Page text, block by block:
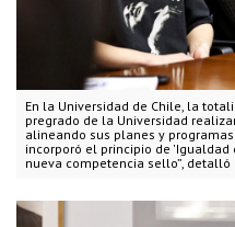
En la Universidad de Chile, la
pregrado de la Universidad
alineando sus planes y
incorporó el principio de 'Igualdad
nueva competencia sello”,